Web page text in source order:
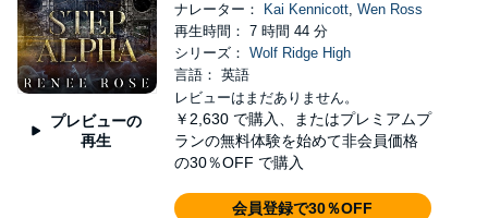
プレビューの
再生
ナレーター：
Kai Kennicott, Wen Ross
再生時間： 7 時間 44 分
シリーズ： Wolf Ridge High
言語： 英語
レビューはまだありません。
￥2,630 で購入、またはプレミアムプ
ランの無料体験を始めて非会員価格
の30％OFF で購入
会員登録で30％OFF